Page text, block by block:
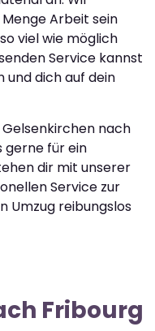
Arbeit sein
viel wie möglich
Service kannst
und dich auf dein
nach
gerne für ein
dir mit unserer
Service zur
Umzug reibungslos
Fribourg